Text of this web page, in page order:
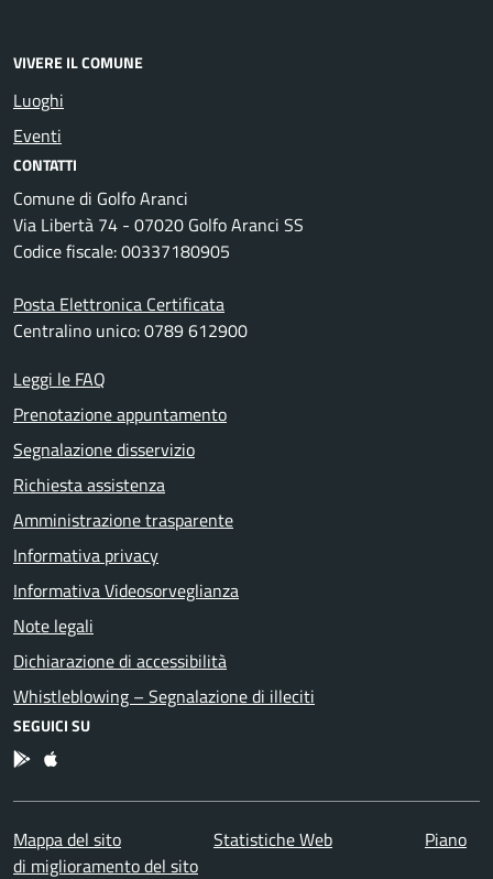
VIVERE IL COMUNE
Luoghi
Eventi
CONTATTI
Comune di Golfo Aranci
Via Libertà 74 - 07020 Golfo Aranci SS
Codice fiscale: 00337180905
Posta Elettronica Certificata
Centralino unico: 0789 612900
Leggi le FAQ
Prenotazione appuntamento
Segnalazione disservizio
Richiesta assistenza
Amministrazione trasparente
Informativa privacy
Informativa Videosorveglianza
Note legali
Dichiarazione di accessibilità
Whistleblowing – Segnalazione di illeciti
SEGUICI SU
App Android
App IOS
Mappa del sito Statistiche Web
Piano
di miglioramento del sito